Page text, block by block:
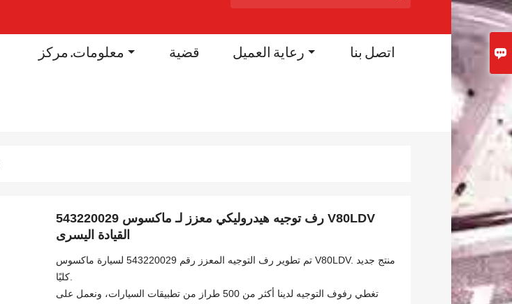
 معلومات. مركز قضية رعاية العميل اتصل بنا
543220029 رف توجيه هيدروليكي معزز لـ ماكسوس V80LDV
القيادة اليسرى
تم تطوير رف التوجيه المعزز رقم 543220029 لسيارة ماكسوس V80LDV. منتج جديد
تغطي رفوف التوجيه لدينا أكثر من 500 طراز من تطبيقات السيارات، ونعمل على